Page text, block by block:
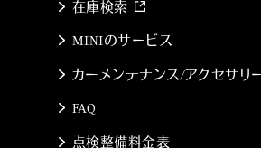
在庫検索
MINIのサービス
カーメンテナンス/アクセサリ
FAQ
点検整備料金表